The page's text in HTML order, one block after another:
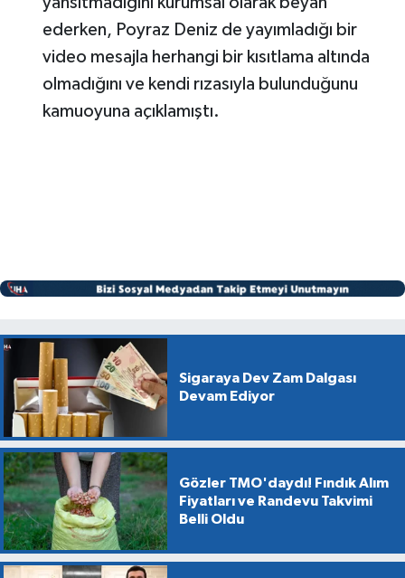
ederken, Poyraz Deniz de yayımladığı bir
video mesajla herhangi bir kısıtlama altında
olmadığını ve kendi rızasıyla bulunduğunu
kamuoyuna açıklamıştı.
Sigaraya Dev Zam Dalgası
Devam Ediyor
Gözler TMO'daydı! Fındık Alım
Fiyatları ve Randevu Takvimi
Belli Oldu